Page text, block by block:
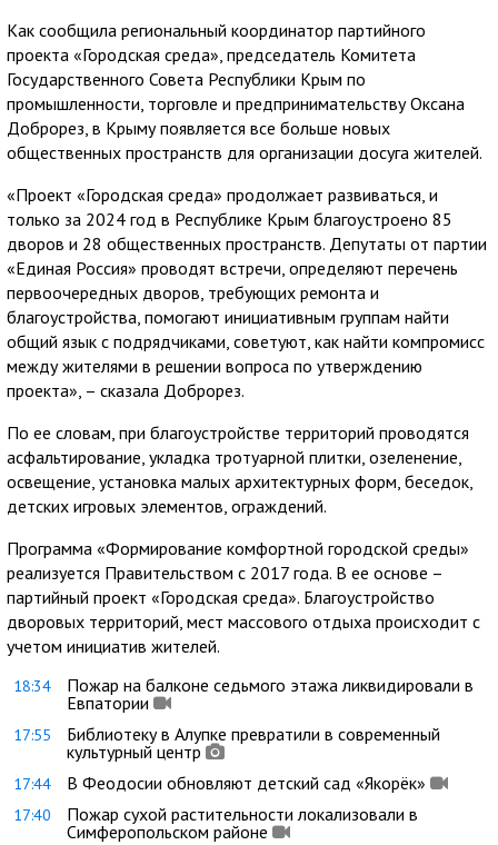
Как сообщила региональный координатор партийного
проекта «Городская среда», председатель Комитета
Государственного Совета Республики Крым по
промышленности, торговле и предпринимательству Оксана
Доброрез, в Крыму появляется все больше новых
общественных пространств для организации досуга жителей.
«Проект «Городская среда» продолжает развиваться, и
только за 2024 год в Республике Крым благоустроено 85
дворов и 28 общественных пространств. Депутаты от партии
«Единая Россия» проводят встречи, определяют перечень
первоочередных дворов, требующих ремонта и
благоустройства, помогают инициативным группам найти
общий язык с подрядчиками, советуют, как найти компромисс
между жителями в решении вопроса по утверждению
проекта», – сказала Доброрез.
По ее словам, при благоустройстве территорий проводятся
асфальтирование, укладка тротуарной плитки, озеленение,
освещение, установка малых архитектурных форм, беседок,
детских игровых элементов, ограждений.
Программа «Формирование комфортной городской среды»
реализуется Правительством с 2017 года. В ее основе –
партийный проект «Городская среда». Благоустройство
дворовых территорий, мест массового отдыха происходит c
учетом инициатив жителей.
18:34
Пожар на балконе седьмого этажа ликвидировали в
Евпатории
17:55
Библиотеку в Алупке превратили в современный
культурный центр
17:44 В Феодосии обновляют детский сад «Якорёк»
17:40
Пожар сухой растительности локализовали в
Симферопольском районе